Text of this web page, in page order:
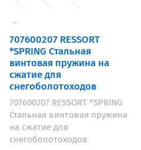
707600207 RESSORT
*SPRING Стальная
винтовая пружина на
сжатие для
снегоболотоходов
707600207 RESSORT *SPRING
Стальная винтовая пружина
на сжатие для
снегоболотоходов